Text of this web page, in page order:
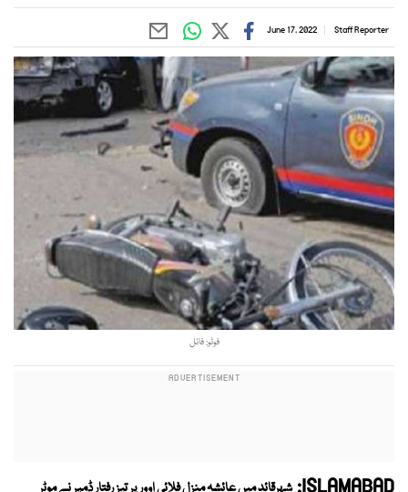
Staff Reporter
June 17, 2022
فوٹو: فائل